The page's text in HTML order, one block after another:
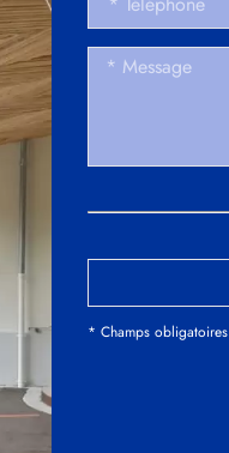
* Champs obligatoires